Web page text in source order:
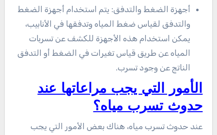
أجهزة الضغط والتدفق: يتم استخدام أجهزة الضغط
والتدفق لقياس ضغط المياه وتدفقها في الأنابيب،
يمكن استخدام هذه الأجهزة للكشف عن تسربات
المياه عن طريق قياس تغيرات في الضغط أو التدفق
الناتج عن وجود تسرب.
الأمور التي يجب مراعاتها عند
حدوث تسرب مياه؟
عند حدوث تسرب مياه، هناك بعض الأمور التي يجب